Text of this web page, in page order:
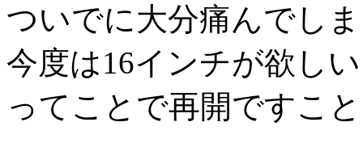
ついでに大分痛んでし
今度は16インチが欲し
ってことで再開ですこ